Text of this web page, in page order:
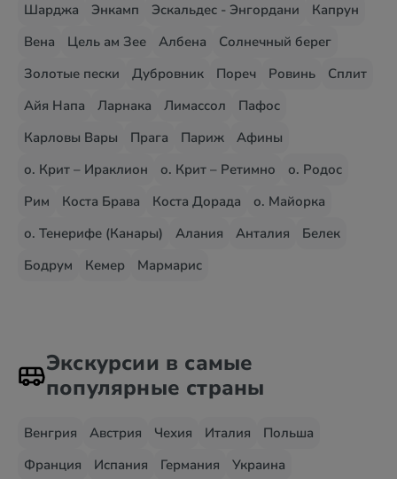
Шарджа
Энкамп Эскальдес - Энгордани
Капрун
Вена
Цель ам Зее Албена
Солнечный берег
Золотые пески
Дубровник Пореч Ровинь
Сплит
Айя Напа
Ларнака Лимассол
Пафос
Карловы Вары
Прага Париж
Афины
о. Крит – Ираклион
о. Крит – Ретимно
о. Родос
Рим
Коста Брава Коста Дорада
о. Майорка
о. Тенерифе (Канары)
Алания Анталия
Белек
Бодрум
Кемер Мармарис
Экскурсии в самые
популярные страны
Венгрия Австрия Чехия Италия
Польша
Франция
Испания Германия
Украина